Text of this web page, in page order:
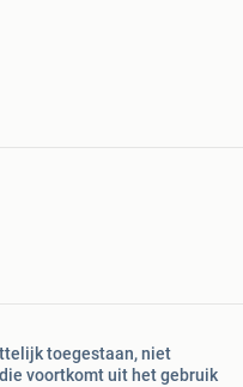
toegestaan, niet
voortkomt uit het gebruik